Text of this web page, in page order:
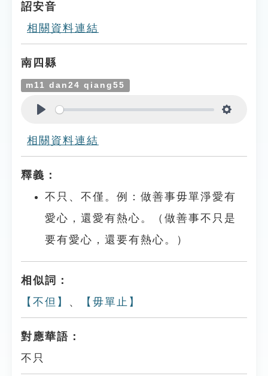
詔安音
相關資料連結
南四縣
m11 dan24 qiang55
相關資料連結
釋義：
不只、不僅。例：做善事毋單淨愛有
愛心，還愛有熱心。（做善事不只是
要有愛心，還要有熱心。）
相似詞：
【不但】 、 【毋單止】
對應華語：
不只